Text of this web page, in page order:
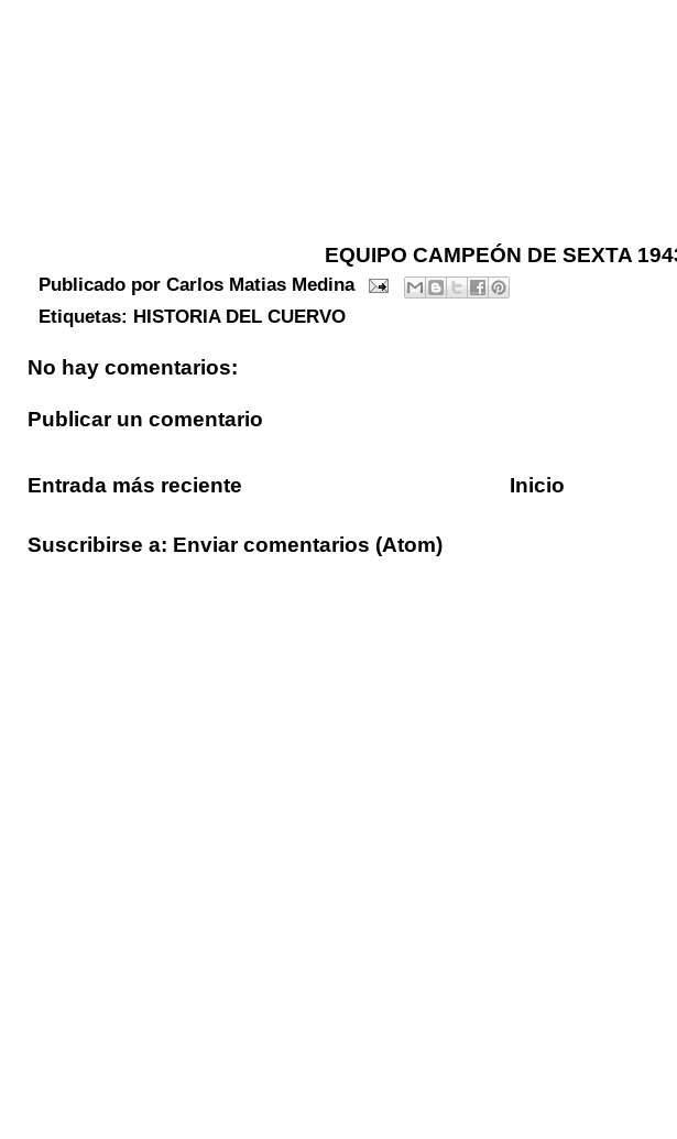
EQUIPO CAMPEÓN DE SEXTA
Publicado por Carlos Matias Medina
Etiquetas: HISTORIA DEL CUERVO
No hay comentarios:
Publicar un comentario
Entrada más reciente Inicio
Suscribirse a: Enviar comentarios (Atom)